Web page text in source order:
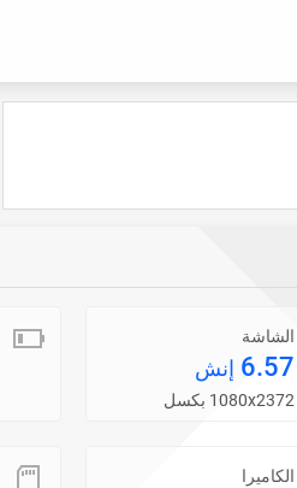
الشاشة
6.57 إنش
1080x2372 بكسل
الكاميرا